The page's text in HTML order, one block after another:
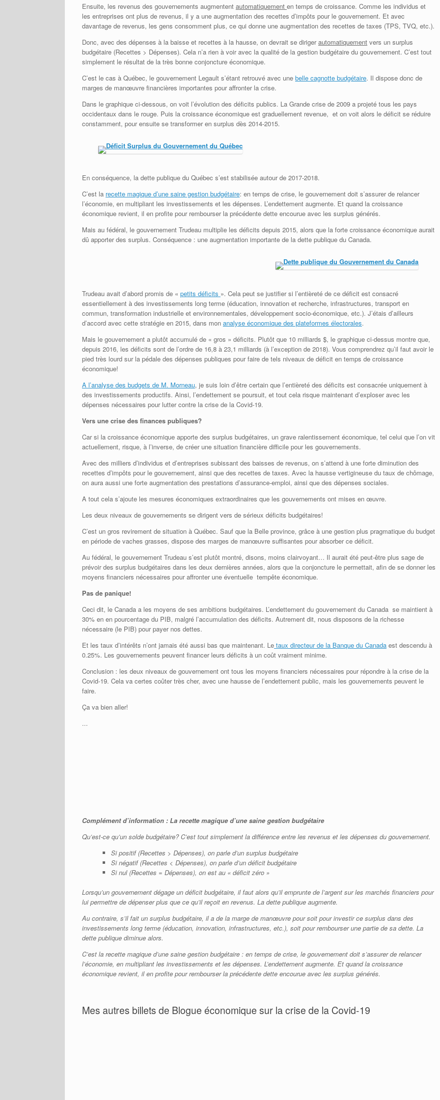
Ensuite, les revenus des gouvernements augmentent automatiquement en temps de croissance. Comme les individus et
les entreprises ont plus de revenus, il y a une augmentation des recettes d’impôts pour le gouvernement. Et avec
davantage de revenus, les gens consomment plus, ce qui donne une augmentation des recettes de taxes (TPS, TVQ, etc.).
Donc, avec des dépenses à la baisse et recettes à la hausse, on devrait se dirigerautomatiquement vers un surplus
budgétaire (Recettes > Dépenses). Cela n’a rien à voir avec la qualité de la gestion budgétaire du gouvernement. C’est tout
simplement le résultat de la très bonne conjoncture économique.
C’est le cas à Québec, le gouvernement Legault s’étant retrouvé avec une belle cagnotte budgétaire. Il dispose donc de
marges de manœuvre financières importantes pour affronter la crise.
Dans le graphique ci-dessous, on voit l’évolution des déficits publics. La Grande crise de 2009 a projeté tous les pays
occidentaux dans le rouge. Puis la croissance économique est graduellement revenue, et on voit alors le déficit se réduire
constamment, pour ensuite se transformer en surplus dès 2014-2015.
En conséquence, la dette publique du Québec s’est stabilisée autour de 2017-2018.
C’est la recette magique d’une saine gestion budgétaire: en temps de crise, le gouvernement doit s’assurer de relancer
l’économie, en multipliant les investissements et les dépenses. L’endettement augmente. Et quand la croissance
économique revient, il en profite pour rembourser la précédente dette encourue avec les surplus générés.
Mais au fédéral, le gouvernement Trudeau multiplie les déficits depuis 2015, alors que la forte croissance économique aurait
dû apporter des surplus. Conséquence : une augmentation importante de la dette publique du Canada.
Trudeau avait d’abord promis de « petits déficits ». Cela peut se justifier si l’entièreté de ce déficit est consacré
essentiellement à des investissements long terme (éducation, innovation et recherche, infrastructures, transport en
commun, transformation industrielle et environnementales, développement socio-économique, etc.). J’étais d’ailleurs
d’accord avec cette stratégie en 2015, dans mon analyse économique des plateformes électorales.
Mais le gouvernement a plutôt accumulé de « gros » déficits. Plutôt que 10 milliards $, le graphique ci-dessus montre que,
depuis 2016, les déficits sont de l’ordre de 16,8 à 23,1 milliards (à l’exception de 2018). Vous comprendrez qu’il faut avoir le
pied très lourd sur la pédale des dépenses publiques pour faire de tels niveaux de déficit en temps de croissance
économique!
A l’analyse des budgets de M. Morneau, je suis loin d’être certain que l’entièreté des déficits est consacrée uniquement à
des investissements productifs. Ainsi, l’endettement se poursuit, et tout cela risque maintenant d’exploser avec les
dépenses nécessaires pour lutter contre la crise de la Covid-19.
Vers une crise des finances publiques?
Car si la croissance économique apporte des surplus budgétaires, un grave ralentissement économique, tel celui que l’on vit
actuellement, risque, à l’inverse, de créer une situation financière difficile pour les gouvernements.
Avec des milliers d’individus et d’entreprises subissant des baisses de revenus, on s’attend à une forte diminution des
recettes d’impôts pour le gouvernement, ainsi que des recettes de taxes. Avec la hausse vertigineuse du taux de chômage,
on aura aussi une forte augmentation des prestations d’assurance-emploi, ainsi que des dépenses sociales.
A tout cela s’ajoute les mesures économiques extraordinaires que les gouvernements ont mises en œuvre.
Les deux niveaux de gouvernements se dirigent vers de sérieux déficits budgétaires!
C’est un gros revirement de situation à Québec. Sauf que la Belle province, grâce à une gestion plus pragmatique du budget
en période de vaches grasses, dispose des marges de manœuvre suffisantes pour absorber ce déficit.
Au fédéral, le gouvernement Trudeau s’est plutôt montré, disons, moins clairvoyant… Il aurait été peut-être plus sage de
prévoir des surplus budgétaires dans les deux dernières années, alors que la conjoncture le permettait, afin de se donner les
moyens financiers nécessaires pour affronter une éventuelle tempête économique.
Pas de panique!
Ceci dit, le Canada a les moyens de ses ambitions budgétaires. L’endettement du gouvernement du Canada se maintient à
30% en en pourcentage du PIB, malgré l’accumulation des déficits. Autrement dit, nous disposons de la richesse
nécessaire (le PIB) pour payer nos dettes.
Et les taux d’intérêts n’ont jamais été aussi bas que maintenant. Le taux directeur de la Banque du Canada est descendu à
0.25%. Les gouvernements peuvent financer leurs déficits à un coût vraiment minime.
Conclusion : les deux niveaux de gouvernement ont tous les moyens financiers nécessaires pour répondre à la crise de la
Covid-19. Cela va certes coûter très cher, avec une hausse de l’endettement public, mais les gouvernements peuvent le
faire.
Ça va bien aller!
...
Complément d’information : La recette magique d’une saine gestion budgétaire
Qu’est-ce qu’un solde budgétaire? C’est tout simplement la différence entre les revenus et les dépenses du gouvernement.
Si positif (Recettes > Dépenses), on parle d’un surplus budgétaire
Si négatif (Recettes < Dépenses), on parle d’un déficit budgétaire
Si nul (Recettes = Dépenses), on est au « déficit zéro »
Lorsqu’un gouvernement dégage un déficit budgétaire, il faut alors qu’il emprunte de l’argent sur les marchés financiers pour
lui permettre de dépenser plus que ce qu’il reçoit en revenus. La dette publique augmente.
Au contraire, s’il fait un surplus budgétaire, il a de la marge de manœuvre pour soit pour investir ce surplus dans des
investissements long terme (éducation, innovation, infrastructures, etc.), soit pour rembourser une partie de sa dette. La
dette publique diminue alors.
C’est la recette magique d’une saine gestion budgétaire : en temps de crise, le gouvernement doit s’assurer de relancer
l’économie, en multipliant les investissements et les dépenses. L’endettement augmente. Et quand la croissance
économique revient, il en profite pour rembourser la précédente dette encourue avec les surplus générés.
Mes autres billets de Blogue économique sur la crise de la Covid-19